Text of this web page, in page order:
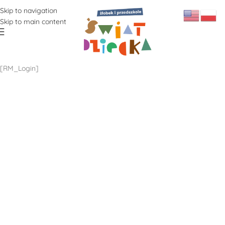
Skip to navigation
Skip to main content
[RM_Login]